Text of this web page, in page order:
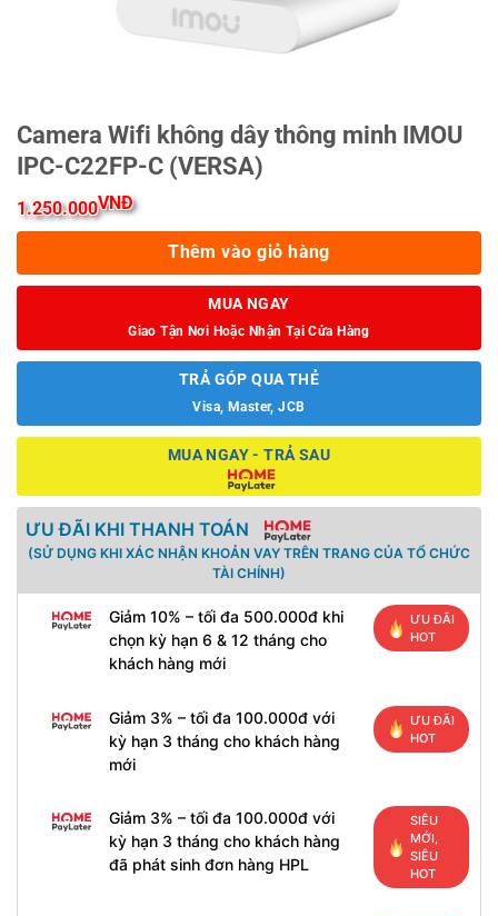
Camera Wifi không dây thông minh IMOU
IPC-C22FP-C (VERSA)
1.250.000VNĐ
Thêm vào giỏ hàng
MUA NGAY
Giao Tận Nơi Hoặc Nhận Tại Cửa Hàng
TRẢ GÓP QUA THẺ
Visa, Master, JCB
MUA NGAY - TRẢ SAU
ƯU ĐÃI KHI THANH TOÁN
(SỬ DỤNG KHI XÁC NHẬN KHOẢN VAY TRÊN TRANG CỦA TỔ CHỨC
TÀI CHÍNH)
Giảm 10% – tối đa 500.000đ khi
chọn kỳ hạn 6 & 12 tháng cho
khách hàng mới
ƯU ĐÃI
HOT
Giảm 3% – tối đa 100.000đ với
kỳ hạn 3 tháng cho khách hàng
mới
ƯU ĐÃI
HOT
Giảm 3% – tối đa 100.000đ với
kỳ hạn 3 tháng cho khách hàng
đã phát sinh đơn hàng HPL
SIÊU
MỚI,
SIÊU
HOT